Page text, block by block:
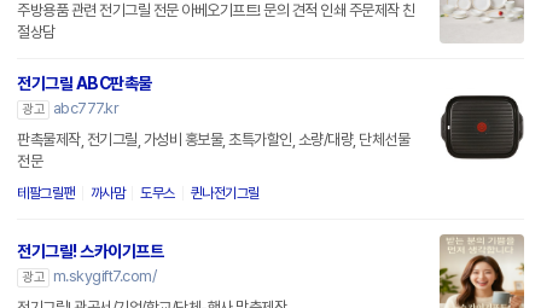
주방용품 관련 전기그릴 전문 아베오기프트! 문의 견적 인쇄 주문제작 친
절상담
전기그릴 ABC판촉물
광고
abc777.kr
판촉물제작, 전기그릴, 가성비 홍보물, 초특가할인, 소량/대량, 단체선물
전문
테팔그릴팬 까사맘 도무스 퀸나전기그릴
전기그릴! 스카이기프트
광고
m.skygift7.com/